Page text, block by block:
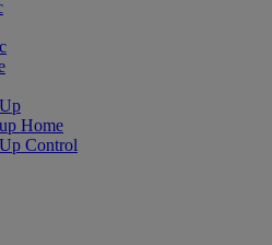
Home
Control